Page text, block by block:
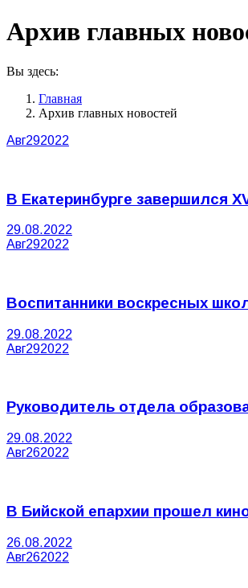
Архив главных
Вы здесь:
Главная
Архив главных новостей
Авг292022
В Екатеринбурге завершился
29.08.2022
Авг292022
Воспитанники воскресных
29.08.2022
Авг292022
Руководитель отдела
29.08.2022
Авг262022
В Бийской епархии прошел
26.08.2022
Авг262022